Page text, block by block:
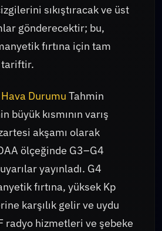
sıkıştıracak ve üst
gönderecektir; bu,
fırtına için tam
tariftir.
Durumu Tahmin
büyük kısmının varış
akşamı olarak
ölçeğinde G3–G4
yayınladı. G4
fırtına, yüksek Kp
karşılık gelir ve uydu
radyo hizmetleri ve şebeke